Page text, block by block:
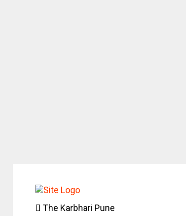
The Karbhari Pune